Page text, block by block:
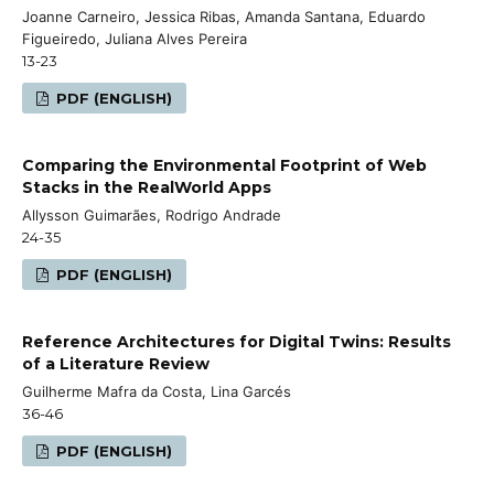
Joanne Carneiro, Jessica Ribas, Amanda Santana, Eduardo
Figueiredo, Juliana Alves Pereira
13-23
PDF (ENGLISH)
Comparing the Environmental Footprint of Web
Stacks in the RealWorld Apps
Allysson Guimarães, Rodrigo Andrade
24-35
PDF (ENGLISH)
Reference Architectures for Digital Twins: Results
of a Literature Review
Guilherme Mafra da Costa, Lina Garcés
36-46
PDF (ENGLISH)